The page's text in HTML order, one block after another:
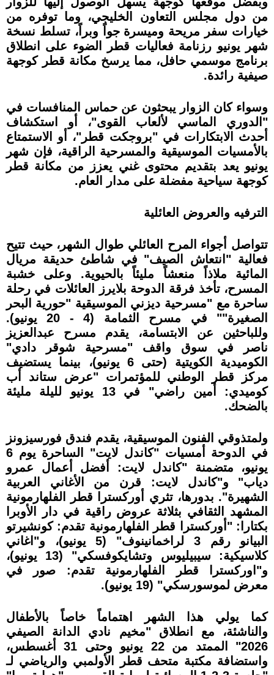
من دول مجلس التعاون الخليجي، وما توفره من
خيارات سفر مريحة وميسرة جواً وبراً، تسلط نسخة
شهر يونيو رزنامة فعاليات قطر الضوء على انطلاق
برنامج موسمي حافل، مما يرسخ مكانة قطر كوجهة
صيفية رائدة.
وسواء كان الزوار يبحثون عن حماس المنافسات في
"الدوري الماسي لألعاب القوى"، أو استكشاف
أحدث الابتكارات في "بروجكت قطر"، أو الاستمتاع
بالأمسيات الموسيقية والمسرحية الراقية، فإن شهر
يونيو يعد بتقديم محتوى غني يعزز من مكانة قطر
كوجهة سياحية مفضلة على مدار العام.
الترفيه والعروض العائلية
تتواصل أجواء المرح العائلي طوال الشهر، حيث تتيح
فعالية "انتعاش الصيف" في شاطئ حديقة مريال
المائية ملاذاً منعشاً مليئاً بالحيوية. وعلى خشبة
المسرح، تأخذ فرقة الدوحة بلايرز العائلات في رحلة
ساحرة مع "مسرحية ديزني الموسيقية "حورية البحر
الصغيرة"" في مسرح الثمامة (4 - 20 يونيو).
وللباحثين عن الابتسامة، يقدم مسرح عبدالعزيز
ناصر في سوق واقف "مسرحية شوقر دادي"
الكوميدية الكويتية (حتى 6 يونيو)، بينما يستضيف
مركز قطر الوطني للمؤتمرات "عرض ستاند أب
كوميدي: أمين راضي" في 13 يونيو لليلة مليئة
بالضحك.
ولمتذوقي الفنون الموسيقية، يقدم فندق فورسيزونز
في الدوحة أمسيات "كاندل لايت" الساحرة يوم 6
يونيو، متضمنة "كاندل لايت: أفضل أعمال عمرو
دياب" و"كاندل لايت: قرن من الأغاني العربية
الشهيرة". بدورها، تثري أوركسترا قطر الفلهارمونية
المشهد الثقافي بثلاثة عروض راقية في دار الأوبرا
بكتارا: "أوركسترا قطر الفلهارمونية تقدم: كونشيرتو
البيانو رقم 3 لراخمانينوف" (5 يونيو)، و"اغاني
كلاسيكية: سيبيليوس وتشايكوفسكي" (13 يونيو)،
و"اوركسترا قطر الفلهارمونية تقدم: صور في
معرض لموسورسكي" (19 يونيو).
كما يولي هذا الشهر اهتماماً خاصاً بالأطفال
والناشئة، مع انطلاق "مخيم نادي الدانة الصيفي
2026" الممتد من 22 يونيو وحتى 31 أغسطس،
واستضافة مكتبة متحف قطر الأولمبي والرياضي لـ